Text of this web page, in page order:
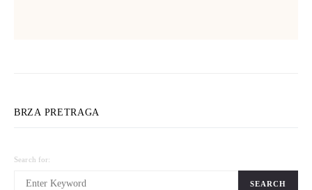
BRZA PRETRAGA
Search for:
SEARCH